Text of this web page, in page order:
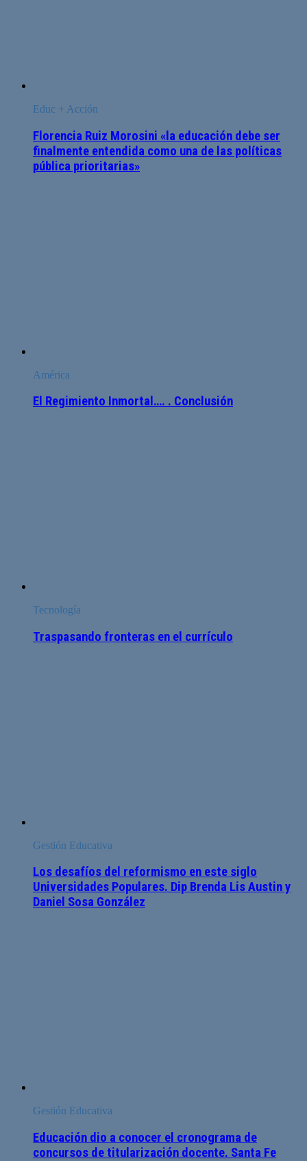
Educ + Acción
Florencia Ruiz Morosini «la educación debe ser
finalmente entendida como una de las políticas
pública prioritarias»
América
El Regimiento Inmortal…. . Conclusión
Tecnología
Traspasando fronteras en el currículo
Gestión Educativa
Los desafíos del reformismo en este siglo
Universidades Populares. Dip Brenda Lis Austin y
Daniel Sosa González
Gestión Educativa
Educación dio a conocer el cronograma de
concursos de titularización docente. Santa Fe